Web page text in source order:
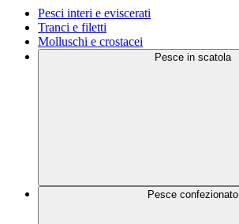
Pesci interi e eviscerati
Tranci e filetti
Molluschi e crostacei
Pesce in scatola
Pesce confezionato